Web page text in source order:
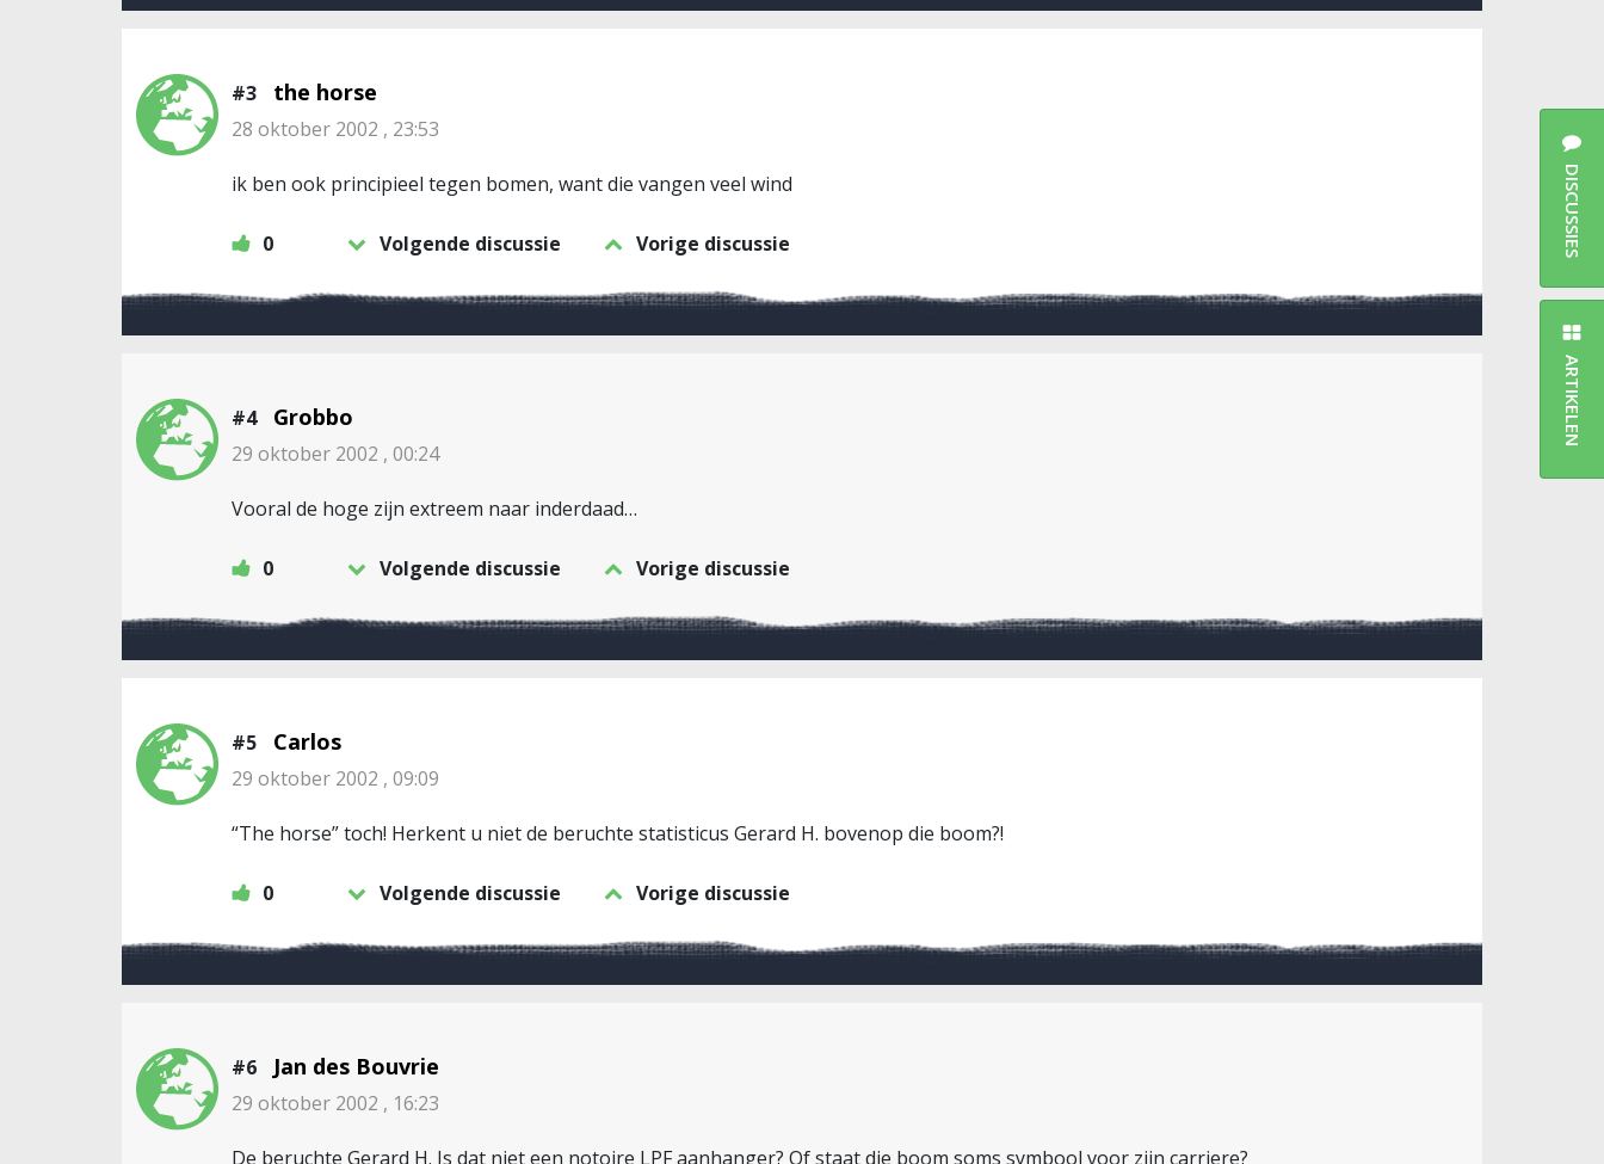
#3 the horse
28 oktober 2002 , 23:53
ik ben ook principieel tegen bomen, want die vangen veel wind
0 Volgende discussie Vorige discussie
#4 Grobbo
29 oktober 2002 , 00:24
Vooral de hoge zijn extreem naar inderdaad…
0 Volgende discussie Vorige discussie
#5 Carlos
29 oktober 2002 , 09:09
“The horse” toch! Herkent u niet de beruchte statisticus Gerard H. bovenop die boom?!
0 Volgende discussie Vorige discussie
#6 Jan des Bouvrie
29 oktober 2002 , 16:23
De beruchte Gerard H. Is dat niet een notoire LPF aanhanger? Of staat die boom soms symbool voor zijn carriere?
DISCUSSIES
ARTIKELEN